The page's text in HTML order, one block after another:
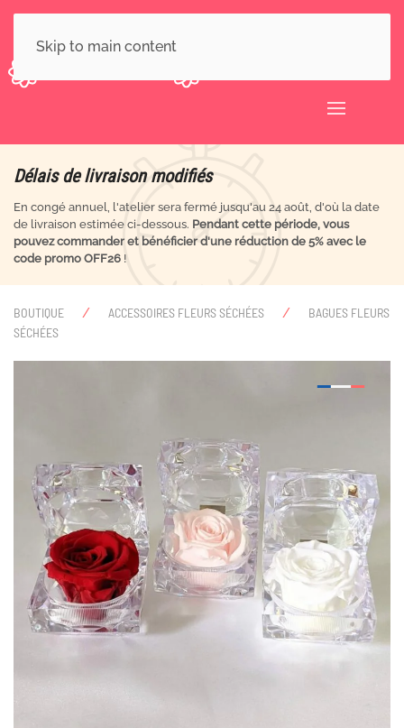
Skip to main content
Délais de livraison modifiés
En congé annuel, l'atelier sera fermé jusqu'au 24 août, d'où la date
de livraison estimée ci-dessous. Pendant cette période, vous
pouvez commander et bénéficier d'une réduction de 5% avec le
code promo OFF26 !
BOUTIQUE ACCESSOIRES FLEURS SÉCHÉES
BAGUES FLEURS
SÉCHÉES